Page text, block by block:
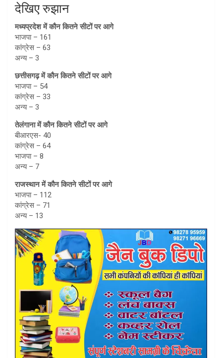
देखिए रुझान
मध्यप्रदेश में कौन कितने सीटों पर आगे
भाजपा – 161
कांग्रेस – 63
अन्य – 3
छत्तीसगढ़ में कौन कितने सीटों पर आगे
भाजपा – 54
कांग्रेस – 33
अन्य – 3
तेलंगाना में कौन कितने सीटों पर आगे
बीआरएस- 40
कांग्रेस – 64
भाजपा – 8
अन्य – 7
राजस्थान में कौन कितने सीटों पर आगे
भाजपा – 112
कांग्रेस – 71
अन्य – 13